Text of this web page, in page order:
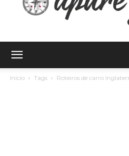
Início Tags Roteiros de carro